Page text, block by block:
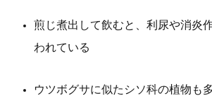
煎じ煮出して飲むと、利尿や消炎
われている
ウツボグサに似たシソ科の植物も